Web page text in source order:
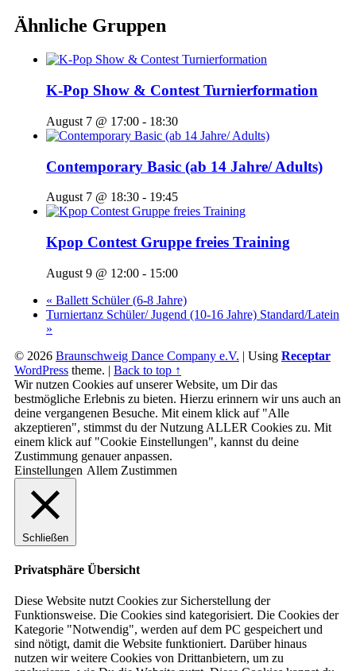
Ähnliche Gruppen
K-Pop Show & Contest Turnierformation
August 7 @ 17:00 - 18:30
Contemporary Basic (ab 14 Jahre/ Adults)
August 7 @ 18:30 - 19:45
Kpop Contest Gruppe freies Training
August 9 @ 12:00 - 15:00
« Ballett Schüler (6-8 Jahre)
Turniertanz Schüler/ Jugend (10-16 Jahre) Standard/Latein
»
© 2026 Braunschweig Dance Company e.V. | Using Receptar
WordPress theme. | Back to top ↑
Wir nutzen Cookies auf unserer Website, um Dir das
bestmögliche Erlebnis zu bieten. Hierzu erinnern wir uns auch an
deine vergangenen Besuche. Mit einem klick auf "Alle
akzeptieren", stimmst du der Nutzung ALLER Cookies zu. Mit
einem klick auf "Cookie Einstellungen", kannst du deine
Zustimmung genauer anpassen.
Einstellungen Allem Zustimmen
Schließen
Privatsphäre Übersicht
Diese Website nutzt Cookies zur Sicherstellung der
Funktionsweise. Die Cookies sind kategorisiert. Die Cookies der
Kategorie "Notwendig", werden auf dem PC gespeichert und
sind nötigt, damit die Website funktioniert. Darüber hinaus
nutzen wir weitere Cookies von Drittanbietern, um zu